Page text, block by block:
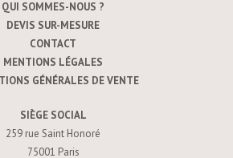
QUI SOMMES-NOUS ?
DEVIS SUR-MESURE
CONTACT
MENTIONS LÉGALES
GÉNÉRALES DE VENTE
SIÈGE SOCIAL
259 rue Saint Honoré
75001 Paris